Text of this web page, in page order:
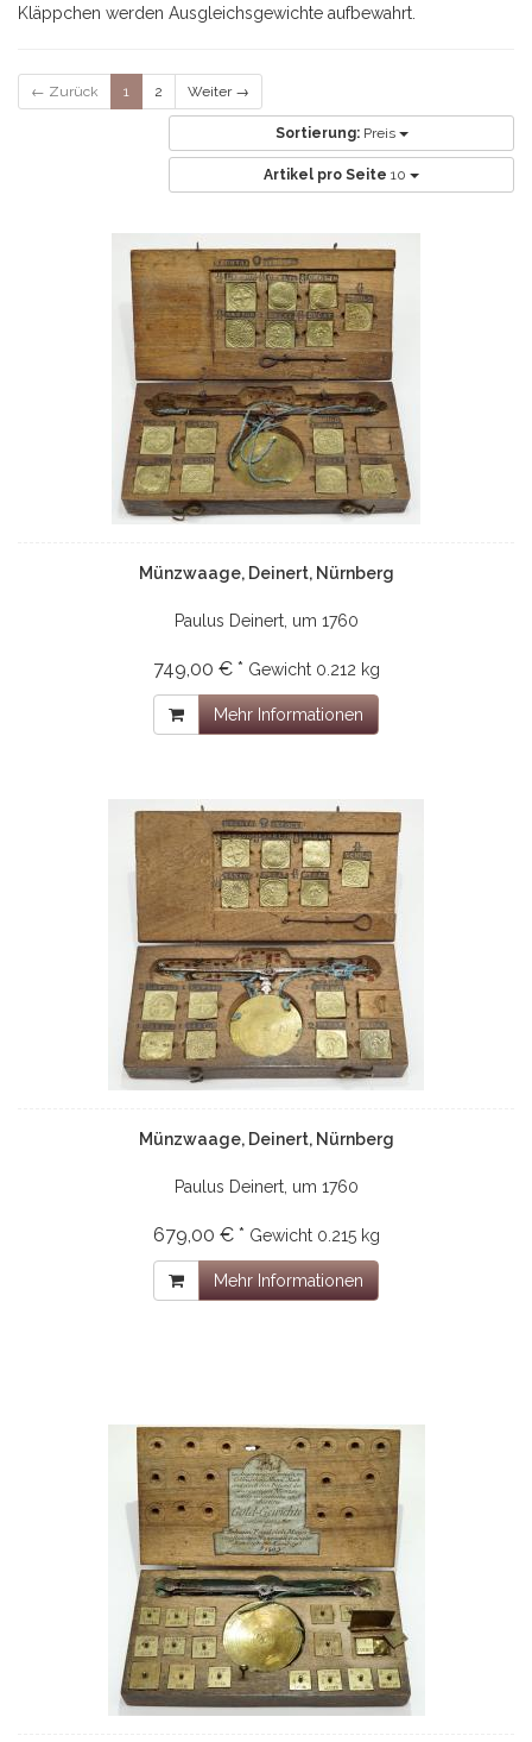
Kläppchen werden Ausgleichsgewichte aufbewahrt.
← Zurück 1 2 Weiter →
Sortierung: Preis
Artikel pro Seite 10
Münzwaage, Deinert, Nürnberg
Paulus Deinert, um 1760
749,00 € * Gewicht 0.212 kg
Mehr Informationen
Münzwaage, Deinert, Nürnberg
Paulus Deinert, um 1760
679,00 € * Gewicht 0.215 kg
Mehr Informationen